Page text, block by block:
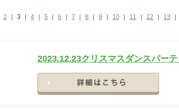
2 ｜ 3 ｜ 4 ｜ 5 ｜ 6 ｜ 7 ｜ 8 ｜ 9 ｜ 10 ｜ 11 ｜ 12 ｜ 13 ｜
2023.12.23クリスマスダンスパー